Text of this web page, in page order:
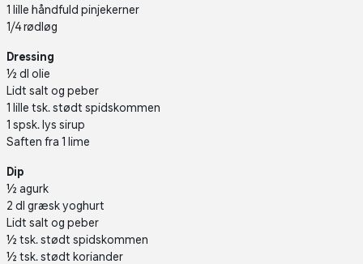
1 lille håndfuld pinjekerner
1/4 rødløg
Dressing
½ dl olie
Lidt salt og peber
1 lille tsk. stødt spidskommen
1 spsk. lys sirup
Saften fra 1 lime
Dip
½ agurk
2 dl græsk yoghurt
Lidt salt og peber
½ tsk. stødt spidskommen
½ tsk. stødt koriander